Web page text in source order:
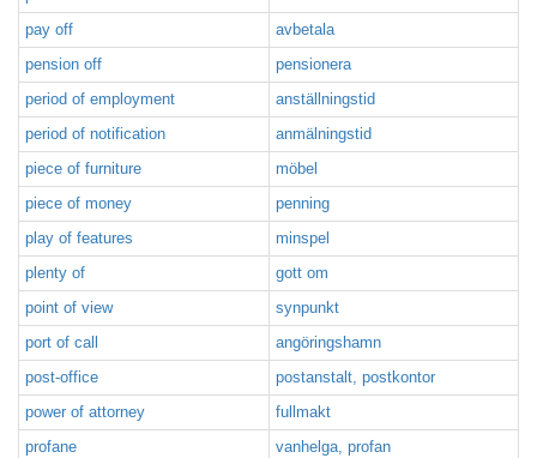
pay off
avbetala
pension off
pensionera
period of employment
anställningstid
period of notification
anmälningstid
piece of furniture
möbel
piece of money
penning
play of features
minspel
plenty of
gott om
point of view
synpunkt
port of call
angöringshamn
post-office
postanstalt, postkontor
power of attorney
fullmakt
profane
vanhelga, profan